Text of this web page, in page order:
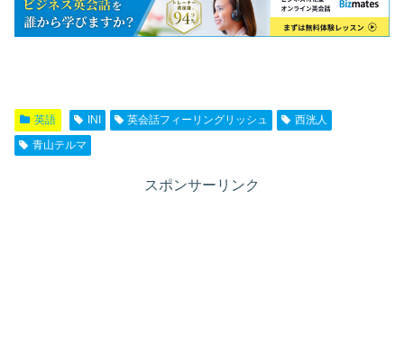
英語 INI 英会話フィーリングリッシュ
西洸人
青山テルマ
スポンサーリンク